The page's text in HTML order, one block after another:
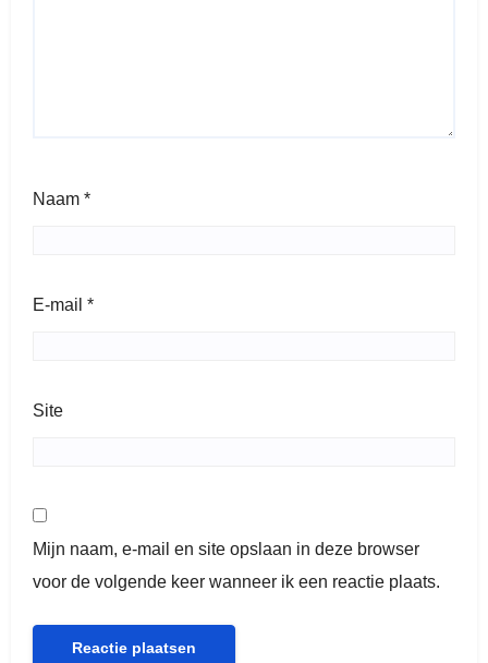
Naam *
E-mail *
Site
Mijn naam, e-mail en site opslaan in deze browser
voor de volgende keer wanneer ik een reactie plaats.